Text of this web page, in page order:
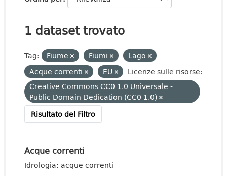
1 dataset trovato
Tag: Fiume Fiumi
Lago
Acque correnti
EU
Licenze sulle risorse:
Creative Commons CC0 1.0 Universale -
Public Domain Dedication (CC0 1.0)
Risultato del Filtro
Acque correnti
Idrologia: acque correnti